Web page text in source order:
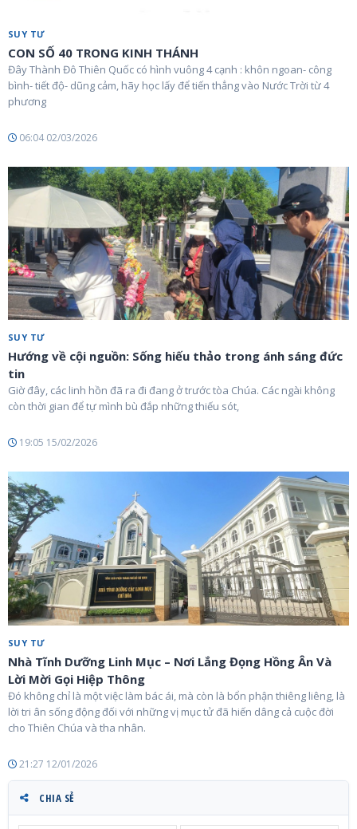
SUY TƯ
CON SỐ 40 TRONG KINH THÁNH
Đây Thành Đô Thiên Quốc có hình vuông 4 cạnh : khôn ngoan- công
bình- tiết độ- dũng cảm, hãy học lấy để tiến thẳng vào Nước Trời từ 4
phương
06:04 02/03/2026
SUY TƯ
Hướng về cội nguồn: Sống hiếu thảo trong ánh sáng đức
tin
Giờ đây, các linh hồn đã ra đi đang ở trước tòa Chúa. Các ngài không
còn thời gian để tự mình bù đắp những thiếu sót,
19:05 15/02/2026
SUY TƯ
Nhà Tĩnh Dưỡng Linh Mục – Nơi Lắng Đọng Hồng Ân Và
Lời Mời Gọi Hiệp Thông
Đó không chỉ là một việc làm bác ái, mà còn là bổn phận thiêng liêng, là
lời tri ân sống động đối với những vị mục tử đã hiến dâng cả cuộc đời
cho Thiên Chúa và tha nhân.
21:27 12/01/2026
CHIA SẺ